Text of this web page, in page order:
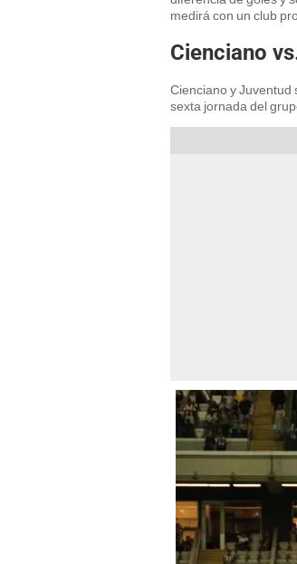
medirá con un club
Cienciano
Cienciano y Juventud
sexta jornada del